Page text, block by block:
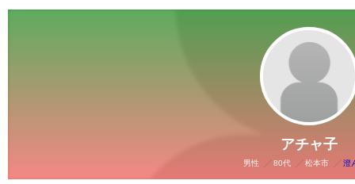
アチャ子
男性 80代 松本市 澄